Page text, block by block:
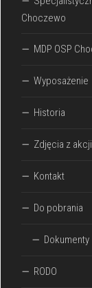
Choczewo
MDP OSP
Wyposażenie
Historia
Zdjęcia z
Kontakt
Do pobrania
Dokumenty
RODO